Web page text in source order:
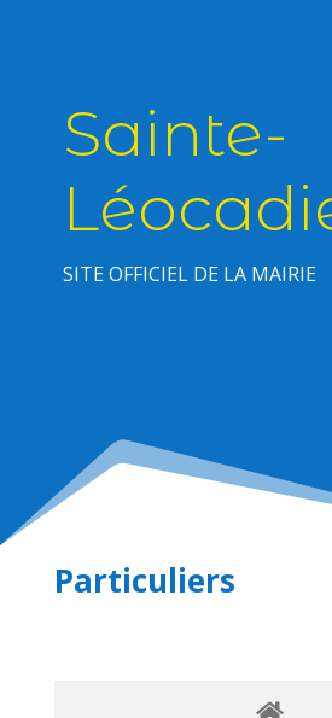
Sainte-
SITE OFFICIEL DE LA MAIRIE
Particuliers